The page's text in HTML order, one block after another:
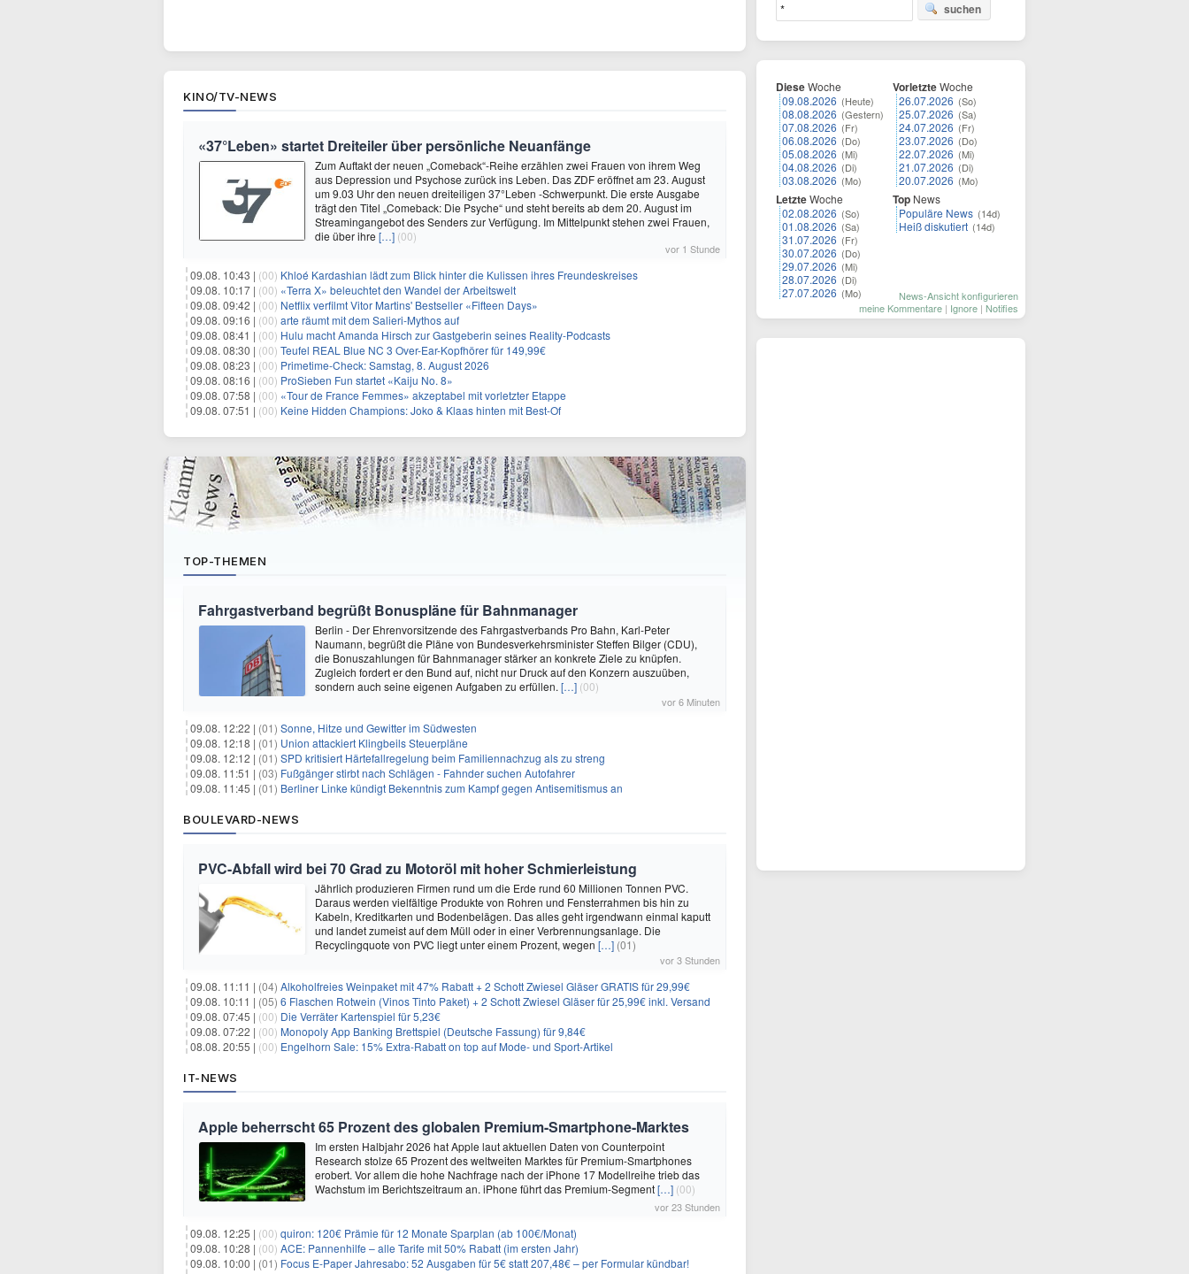
KINO/TV-NEWS
«37°Leben» startet Dreiteiler über persönliche Neuanfänge
Zum Auftakt der neuen „Comeback“-Reihe erzählen zwei Frauen von ihrem Weg
aus Depression und Psychose zurück ins Leben. Das ZDF eröffnet am 23. August
um 9.03 Uhr den neuen dreiteiligen 37°Leben -Schwerpunkt. Die erste Ausgabe
trägt den Titel „Comeback: Die Psyche“ und steht bereits ab dem 20. August im
Streamingangebot des Senders zur Verfügung. Im Mittelpunkt stehen zwei Frauen,
die über ihre […] (00)
vor 1 Stunde
09.08. 10:43 | (00) Khloé Kardashian lädt zum Blick hinter die Kulissen ihres Freundeskreises
09.08. 10:17 | (00) «Terra X» beleuchtet den Wandel der Arbeitswelt
09.08. 09:42 | (00) Netflix verfilmt Vitor Martins' Bestseller «Fifteen Days»
09.08. 09:16 | (00) arte räumt mit dem Salieri-Mythos auf
09.08. 08:41 | (00) Hulu macht Amanda Hirsch zur Gastgeberin seines Reality-Podcasts
09.08. 08:30 | (00) Teufel REAL Blue NC 3 Over-Ear-Kopfhörer für 149,99€
09.08. 08:23 | (00) Primetime-Check: Samstag, 8. August 2026
09.08. 08:16 | (00) ProSieben Fun startet «Kaiju No. 8»
09.08. 07:58 | (00) «Tour de France Femmes» akzeptabel mit vorletzter Etappe
09.08. 07:51 | (00) Keine Hidden Champions: Joko & Klaas hinten mit Best-Of
TOP-THEMEN
Fahrgastverband begrüßt Bonuspläne für Bahnmanager
Berlin - Der Ehrenvorsitzende des Fahrgastverbands Pro Bahn, Karl-Peter
Naumann, begrüßt die Pläne von Bundesverkehrsminister Steffen Bilger (CDU),
die Bonuszahlungen für Bahnmanager stärker an konkrete Ziele zu knüpfen.
Zugleich fordert er den Bund auf, nicht nur Druck auf den Konzern auszuüben,
sondern auch seine eigenen Aufgaben zu erfüllen. […] (00)
vor 6 Minuten
09.08. 12:22 | (01) Sonne, Hitze und Gewitter im Südwesten
09.08. 12:18 | (01) Union attackiert Klingbeils Steuerpläne
09.08. 12:12 | (01) SPD kritisiert Härtefallregelung beim Familiennachzug als zu streng
09.08. 11:51 | (03) Fußgänger stirbt nach Schlägen - Fahnder suchen Autofahrer
09.08. 11:45 | (01) Berliner Linke kündigt Bekenntnis zum Kampf gegen Antisemitismus an
BOULEVARD-NEWS
PVC-Abfall wird bei 70 Grad zu Motoröl mit hoher Schmierleistung
Jährlich produzieren Firmen rund um die Erde rund 60 Millionen Tonnen PVC.
Daraus werden vielfältige Produkte von Rohren und Fensterrahmen bis hin zu
Kabeln, Kreditkarten und Bodenbelägen. Das alles geht irgendwann einmal kaputt
und landet zumeist auf dem Müll oder in einer Verbrennungsanlage. Die
Recyclingquote von PVC liegt unter einem Prozent, wegen […] (01)
vor 3 Stunden
09.08. 11:11 | (04) Alkoholfreies Weinpaket mit 47% Rabatt + 2 Schott Zwiesel Gläser GRATIS für 29,99€
09.08. 10:11 | (05) 6 Flaschen Rotwein (Vinos Tinto Paket) + 2 Schott Zwiesel Gläser für 25,99€ inkl. Versand
09.08. 07:45 | (00) Die Verräter Kartenspiel für 5,23€
09.08. 07:22 | (00) Monopoly App Banking Brettspiel (Deutsche Fassung) für 9,84€
08.08. 20:55 | (00) Engelhorn Sale: 15% Extra-Rabatt on top auf Mode- und Sport-Artikel
IT-NEWS
Apple beherrscht 65 Prozent des globalen Premium-Smartphone-Marktes
Im ersten Halbjahr 2026 hat Apple laut aktuellen Daten von Counterpoint
Research stolze 65 Prozent des weltweiten Marktes für Premium-Smartphones
erobert. Vor allem die hohe Nachfrage nach der iPhone 17 Modellreihe trieb das
Wachstum im Berichtszeitraum an. iPhone führt das Premium-Segment[…] (00)
vor 23 Stunden
09.08. 12:25 | (00) quiron: 120€ Prämie für 12 Monate Sparplan (ab 100€/Monat)
09.08. 10:28 | (00) ACE: Pannenhilfe – alle Tarife mit 50% Rabatt (im ersten Jahr)
09.08. 10:00 | (01) Focus E-Paper Jahresabo: 52 Ausgaben für 5€ statt 207,48€ – per Formular kündbar!
suchen
DieseWoche
09.08.2026 (Heute)
08.08.2026 (Gestern)
07.08.2026 (Fr)
06.08.2026 (Do)
05.08.2026 (Mi)
04.08.2026 (Di)
03.08.2026 (Mo)
LetzteWoche
02.08.2026 (So)
01.08.2026 (Sa)
31.07.2026 (Fr)
30.07.2026 (Do)
29.07.2026 (Mi)
28.07.2026 (Di)
27.07.2026 (Mo)
VorletzteWoche
26.07.2026 (So)
25.07.2026 (Sa)
24.07.2026 (Fr)
23.07.2026 (Do)
22.07.2026 (Mi)
21.07.2026 (Di)
20.07.2026 (Mo)
Top News
Populäre News (14d)
Heiß diskutiert (14d)
News-Ansicht konfigurieren
meine Kommentare | Ignore | Notifies